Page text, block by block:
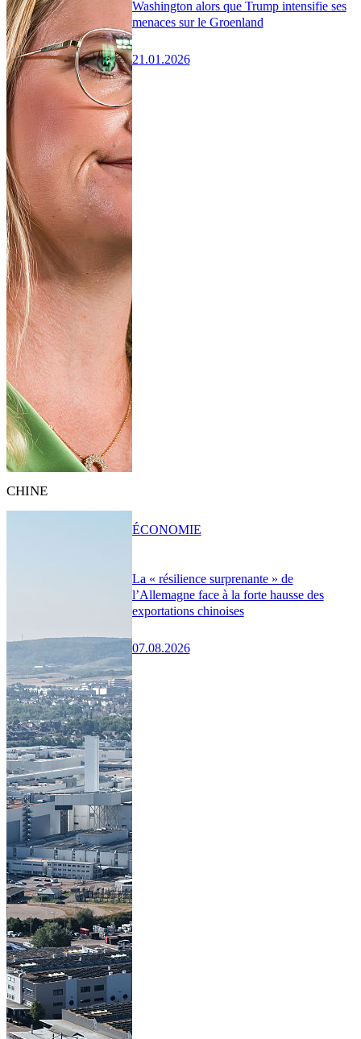
Washington alors que Trump intensifie ses
menaces sur le Groenland
21.01.2026
CHINE
La « résilience surprenante » de
l’Allemagne face à la forte hausse des
exportations chinoises
07.08.2026
ÉCONOMIE